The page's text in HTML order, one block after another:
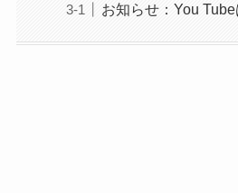
お知らせ：You Tube